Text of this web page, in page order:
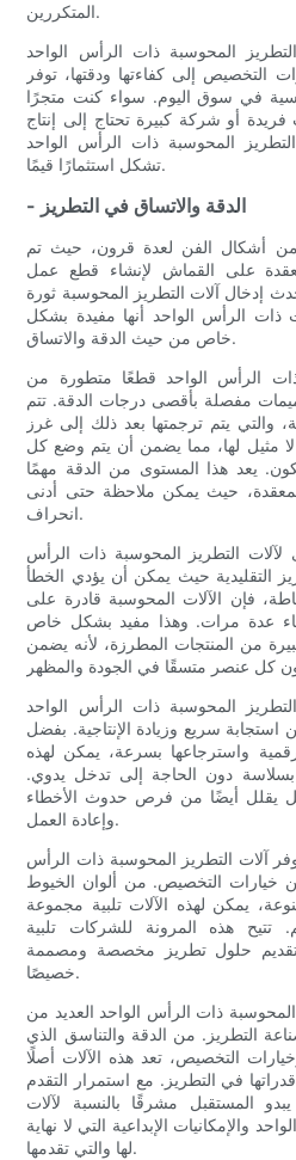
المتكررين.
المحوسبة ذات الرأس الواحد
التخصيص إلى كفاءتها ودقتها، توفر
في سوق اليوم. سواء كنت متجرًا
أو شركة كبيرة تحتاج إلى إنتاج
المحوسبة ذات الرأس الواحد
تشكل استثمارًا قيمًا.
- الدقة والاتساق في التطريز
من أشكال الفن لعدة قرون، حيث تم
على القماش لإنشاء قطع عمل
إدخال آلات التطريز المحوسبة ثورة
ذات الرأس الواحد أنها مفيدة بشكل
خاص من حيث الدقة والاتساق.
الرأس الواحد قطعًا متطورة من
مفصلة بأقصى درجات الدقة. تتم
والتي يتم ترجمتها بعد ذلك إلى غرز
مثيل لها، مما يضمن أن يتم وضع كل
يعد هذا المستوى من الدقة مهمًا
حيث يمكن ملاحظة حتى أدنى
انحراف.
لآلات التطريز المحوسبة ذات الرأس
التقليدية حيث يمكن أن يؤدي الخطأ
فإن الآلات المحوسبة قادرة على
عدة مرات. وهذا مفيد بشكل خاص
من المنتجات المطرزة، لأنه يضمن
المحوسبة ذات الرأس الواحد
استجابة سريع وزيادة الإنتاجية. بفضل
واسترجاعها بسرعة، يمكن لهذه
بسلاسة دون الحاجة إلى تدخل يدوي.
يقلل أيضًا من فرص حدوث الأخطاء
وإعادة العمل.
آلات التطريز المحوسبة ذات الرأس
خيارات التخصيص. من ألوان الخيوط
يمكن لهذه الآلات تلبية مجموعة
تتيح هذه المرونة للشركات تلبية
وتقديم حلول تطريز مخصصة ومصممة
خصيصًا.
ذات الرأس الواحد العديد من
التطريز. من الدقة والتناسق الذي
التخصيص، تعد هذه الآلات أصلًا
في التطريز. مع استمرار التقدم
المستقبل مشرقًا بالنسبة لآلات
والإمكانيات الإبداعية التي لا نهاية
لها والتي تقدمها.